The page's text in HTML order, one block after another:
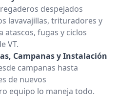
despejados
lavavajillas, trituradores y
atascos, fugas y ciclos
VT.
Campanas y Instalación
campanas hasta
de nuevos
equipo lo maneja todo.